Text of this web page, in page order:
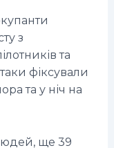
з
та
фіксували
та у ніч на
ще 39